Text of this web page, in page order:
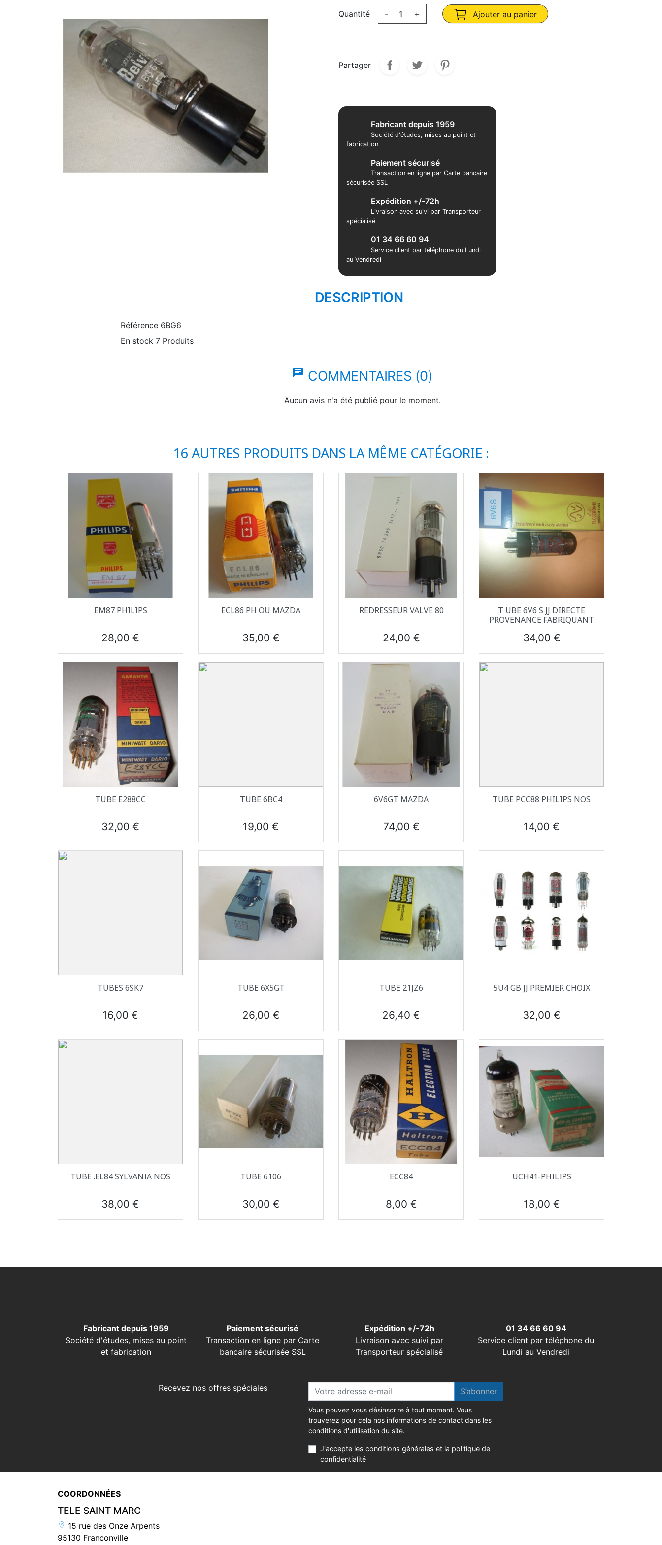
Quantité - + Ajouter au panier
Partager
Fabricant depuis 1959
Société d'études, mises au point et
fabrication
Paiement sécurisé
Transaction en ligne par Carte bancaire
sécurisée SSL
Expédition +/-72h
Livraison avec suivi par Transporteur
spécialisé
01 34 66 60 94
Service client par téléphone du Lundi
au Vendredi
DESCRIPTION
Référence 6BG6
En stock 7 Produits
chat COMMENTAIRES (0)
Aucun avis n'a été publié pour le moment.
16 AUTRES PRODUITS DANS LA MÊME CATÉGORIE :
Aperçu rapide
EM87 PHILIPS
Prix
28,00 €
Aperçu rapide
ECL86 PH OU MAZDA
Prix
35,00 €
Aperçu rapide
REDRESSEUR VALVE 80
Prix
24,00 €
 Aperçu rapide
T UBE 6V6 S JJ DIRECTE
PROVENANCE FABRIQUANT
Prix
34,00 €
Aperçu rapide
TUBE E288CC
Prix
32,00 €
Aperçu rapide
TUBE 6BC4
Prix
19,00 €
 Aperçu rapide
6V6GT MAZDA
Prix
74,00 €
Aperçu rapide
TUBE PCC88 PHILIPS NOS
Prix
14,00 €
Aperçu rapide
TUBES 6SK7
Prix
16,00 €
Aperçu rapide
TUBE 6X5GT
Prix
26,00 €
Aperçu rapide
TUBE 21JZ6
Prix
26,40 €
 Aperçu rapide
5U4 GB JJ PREMIER CHOIX
Prix
32,00 €
Aperçu rapide
TUBE .EL84 SYLVANIA NOS
Prix
38,00 €
Aperçu rapide
TUBE 6106
Prix
30,00 €
Aperçu rapide
ECC84
Prix
8,00 €
Aperçu rapide
UCH41-PHILIPS
Prix
18,00 €
Fabricant depuis 1959
Société d'études, mises au point
et fabrication
Paiement sécurisé
Transaction en ligne par Carte
bancaire sécurisée SSL
Expédition +/-72h
Livraison avec suivi par
Transporteur spécialisé
01 34 66 60 94
Service client par téléphone du
Lundi au Vendredi
Recevez nos offres spéciales S’abonner
Vous pouvez vous désinscrire à tout moment. Vous
trouverez pour cela nos informations de contact dans les
conditions d'utilisation du site.
J'accepte les conditions générales et la politique de
confidentialité
COORDONNÉES
TELE SAINT MARC
15 rue des Onze Arpents
95130 Franconville